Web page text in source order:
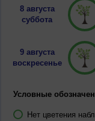
8 августа
суббота
9 августа
воскресенье
Условные
Нет цветения